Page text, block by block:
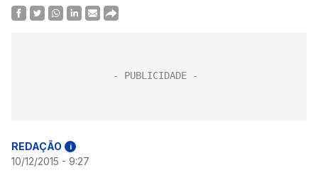
REDAÇÃO i
10/12/2015 - 9:27